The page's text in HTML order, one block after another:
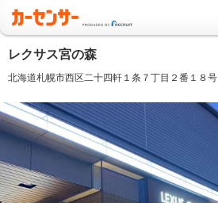
レクサス宮の森
北海道札幌市西区二十四軒１条７丁目２番１８号